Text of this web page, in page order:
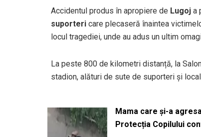
Accidentul produs în apropiere de Lugoj a
suporteri care plecaseră înaintea
locul tragediei, unde au adus un ultim
La peste 800 de kilometri distanță, la
stadion, alături de sute de suporteri și
Mama care și-a
Protecția Copilului